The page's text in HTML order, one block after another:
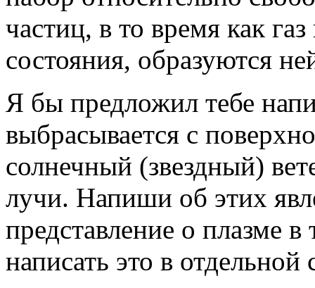
частиц, в то время как
состояния, образуются
Я бы предложил тебе
выбрасывается с
солнечный (звездный)
лучи. Напиши об этих
представление о плазме
написать это в отдельной